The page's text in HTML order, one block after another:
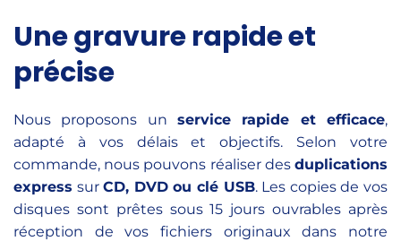
Une gravure rapide et
précise
Nous proposons un service rapide et efficace,
adapté à vos délais et objectifs. Selon votre
commande, nous pouvons réaliser des duplications
express surCD, DVD ou clé USB. Les copies de vos
disques sont prêtes sous 15 jours ouvrables après
réception de vos fichiers originaux dans notre